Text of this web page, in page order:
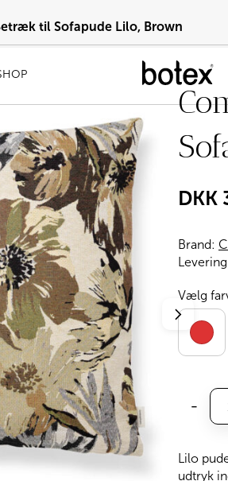
til Sofapude Lilo, Brown
DKK
Brand:
Lilo
udtryk
Vælg
-
Lilo,